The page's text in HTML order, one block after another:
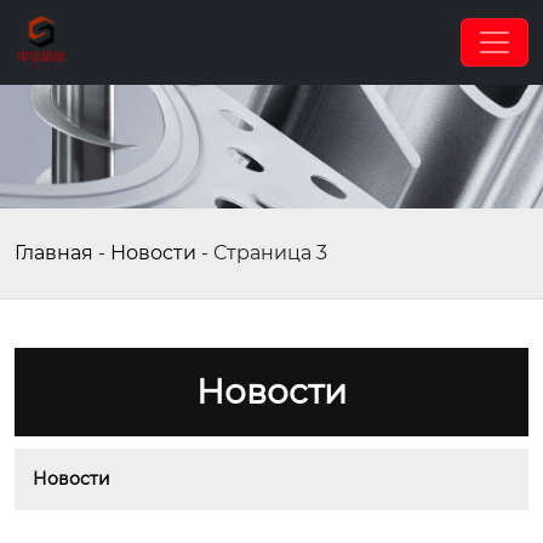
Главная - Новости - Страница 3
Новости
Новости